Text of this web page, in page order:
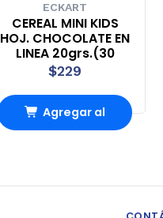
ECKART
CEREAL MINI KIDS
HOJ. CHOCOLATE EN
LINEA 20grs.(30
$229
Agregar al